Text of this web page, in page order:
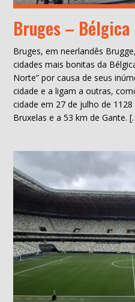
Bruges – Bélgica
Bruges, em neerlandês
cidades mais bonitas da
Norte” por causa de seus
cidade e a ligam a outras,
cidade em 27 de julho de
Bruxelas e a 53 km de Gante.